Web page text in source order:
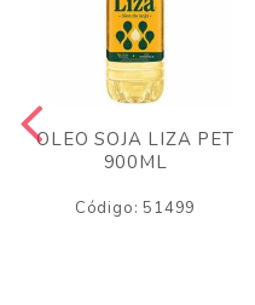
OLEO SOJA LIZA PET
900ML
Código: 51499